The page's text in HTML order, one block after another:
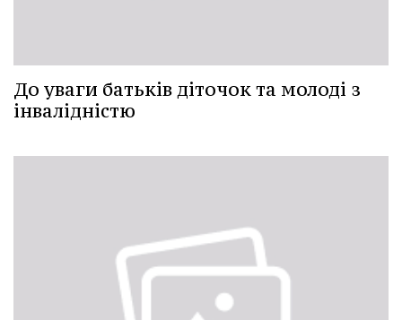
До уваги батьків діточок та молоді з
інвалідністю